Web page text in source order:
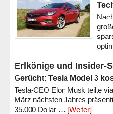
Erlkönige und Insider-
Gerücht: Tesla Model 3
Tesla-CEO Elon Musk teilte
März nächsten Jahres
35.000 Dollar … [Weiter]